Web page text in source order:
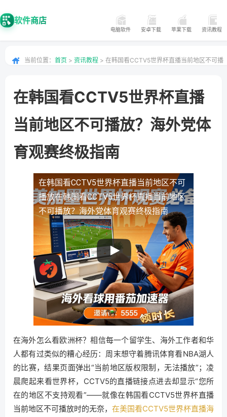
软件商店
电脑软件 安卓下载 苹果下载 资讯教程
当前位置： 首页 > 资讯教程 > 在韩国看CCTV5世界杯直播当前地区不可播
在韩国看CCTV5世界杯直播
当前地区不可播放？海外党体
育观赛终极指南
在韩国看CCTV5世界杯直播当前地区不可
播放在韩国看CCTV5世界杯直播当前地区
不可播放？海外党体育观赛终极指南
在海外怎么看欧洲杯？相信每一个留学生、海外工作者和华
人都有过类似的糟心经历：周末想守着腾讯体育看NBA湖人
的比赛，结果页面弹出“当前地区版权限制，无法播放”；凌
晨爬起来看世界杯，CCTV5的直播链接点进去却显示“您所
在的地区不支持观看”——就像在韩国看CCTV5世界杯直播
当前地区不可播放时的无奈， 在美国看CCTV5世界杯直播海